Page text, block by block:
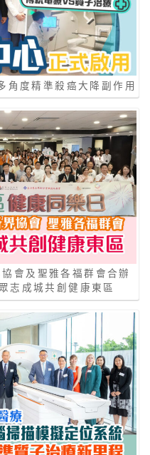
度精準殺癌大降副作用
會及聖雅各福群會合辦
志成城共創健康東區